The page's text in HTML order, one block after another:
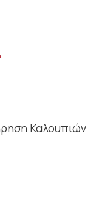
Καλουπιών